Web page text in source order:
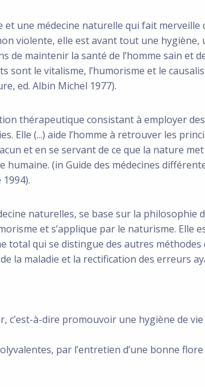
et une médecine naturelle qui fait merveille
violente, elle est avant tout une hygiène,
de maintenir la santé de l’homme sain et
sont le vitalisme, l’humorisme et le
ed. Albin Michel 1977).
thérapeutique consistant à employer
Elle (...) aide l’homme à retrouver les
et en se servant de ce que la nature
humaine. (in Guide des médecines
1994).
naturelles, se base sur la philosophie
et s’applique par le naturisme. Elle
total qui se distingue des autres méthodes
la maladie et la rectification des erreurs
c’est-à-dire promouvoir une hygiène de
par l’entretien d’une bonne